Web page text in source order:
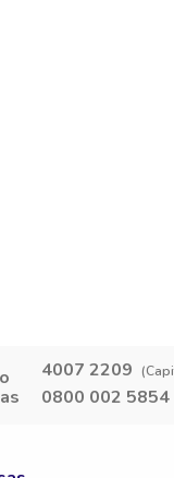
4007 2209
0800 002 5854